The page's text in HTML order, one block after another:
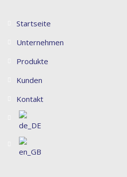
Startseite
Unternehmen
Produkte
Kunden
Kontakt